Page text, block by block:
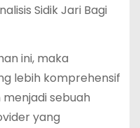
Sidik Jari Bagi
ini, maka
lebih komprehensif
sebuah
yang